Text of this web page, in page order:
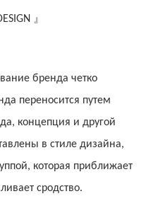
』
бренда четко
переносится путем
концепция и другой
в стиле дизайна,
которая приближает
сродство.